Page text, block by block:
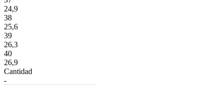
24,9
38
25,6
39
26,3
40
26,9
Cantidad
-